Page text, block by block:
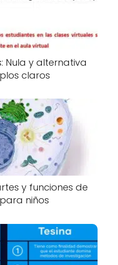
Nula y alternativa
claros
y funciones de
niños